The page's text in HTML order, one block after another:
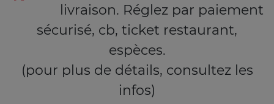
livraison. Réglez par paiement
sécurisé, cb, ticket restaurant,
espèces.
(pour plus de détails, consultez les
infos)